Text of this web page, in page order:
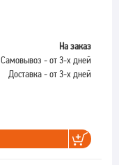
На заказ
Самовывоз - от 3-х дней
Доставка - от 3-х дней